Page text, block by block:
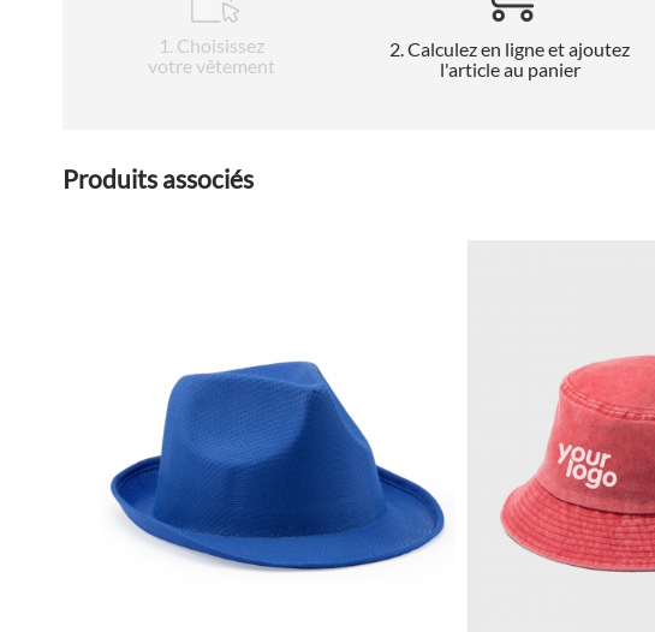
1 . Choisissez
votre vêtement
2. Calculez en ligne et ajoutez
l'article au panier
Produits associés